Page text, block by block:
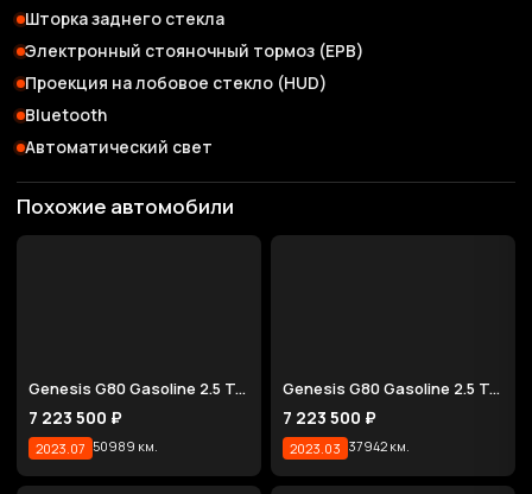
Шторка заднего стекла
Электронный стояночный тормоз (EPB)
Проекция на лобовое стекло (HUD)
Bluetooth
Автоматический свет
Похожие автомобили
Genesis G80 Gasoline 2.5 Turbo 2WD
7 223 500 ₽
2023.07 50989 км.
Genesis G80 Gasoline 2.5 Turbo AWD
7 223 500 ₽
2023.03 37942 км.